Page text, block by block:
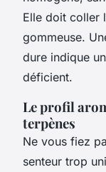
Elle doit coller
gommeuse.
dure indique
déficient.
Le profil
terpènes
Ne vous fiez
senteur trop